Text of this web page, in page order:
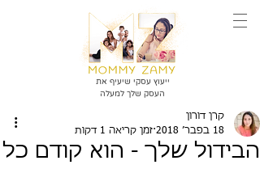
ייעוץ עסקי שיעיף את
העסק שלך למעלה
הבידול שלך - הוא קודם כל
קרן דורון
18 בפבר׳ 2018
זמן קריאה 1 דקות